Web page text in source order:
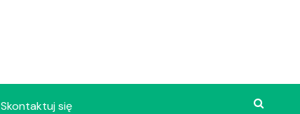
Skontaktuj się